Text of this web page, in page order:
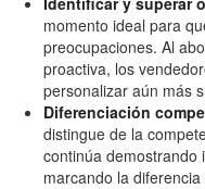
momento ideal para
preocupaciones. Al
proactiva, los
personalizar aún más
Diferenciación
distingue de la
continúa demostrando
marcando la